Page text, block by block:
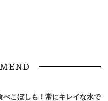
べこぼしも！常にキレイな水で